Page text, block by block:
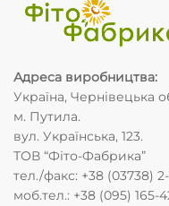
Адреса виробництва:
Україна, Чернівецька
м. Путила.
вул. Українська, 123.
ТОВ “Фіто-Фабрика”
тел./факс: +38 (03738) 2-
моб.тел.: +38 (095) 165-